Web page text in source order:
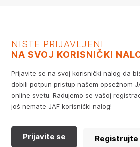
NISTE PRIJAVLJENI
NA SVOJ KORISNIČKI
Prijavite se na svoj korisnički nalog da
dobili potpun pristup našem opsežnom
online svetu. Radujemo se vašoj
još nemate JAF korisnički nalog!
Prijavite se Registrujte